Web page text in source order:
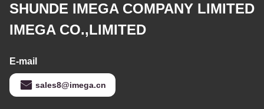
SHUNDE IMEGA COMPANY LIMITED
IMEGA CO.,LIMITED
E-mail
sales8@imega.cn